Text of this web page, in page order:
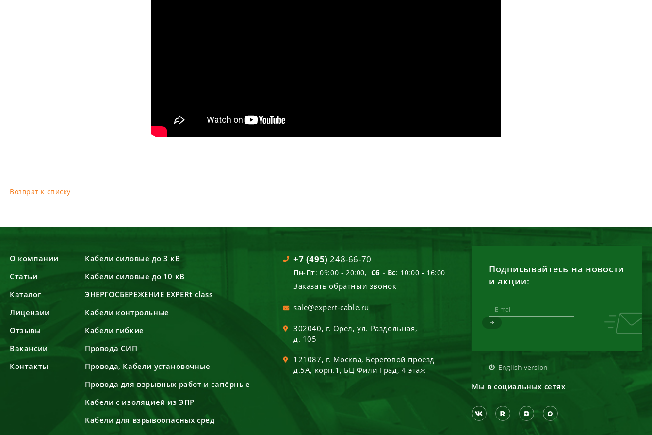
Возврат к списку
О компании
Статьи
Каталог
Лицензии
Отзывы
Вакансии
Контакты
Кабели силовые до 3 кВ
Кабели силовые до 10 кВ
ЭНЕРГОСБЕРЕЖЕНИЕ EXPERt class
Кабели контрольные
Кабели гибкие
Провода СИП
Провода, Кабели установочные
Провода для взрывных работ и сапёрные
Кабели с изоляцией из ЭПР
Кабели для взрывоопасных сред
+7 (495) 248-66-70
Пн-Пт: 09:00 - 20:00, Сб - Вс: 10:00 - 16:00
Заказать обратный звонок
sale@expert-cable.ru
302040, г. Орел,ул. Раздольная,
д. 105
121087, г. Москва, Береговой проезд
д.5А, корп.1, БЦ Фили Град, 4 этаж
Подписывайтесь на новости
и акции:
English version
Мы в социальных сетях